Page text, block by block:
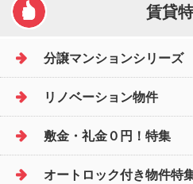
賃貸
分譲マンションシリーズ
リノベーション物件
敷金・礼金０円！特集
オートロック付き物件特